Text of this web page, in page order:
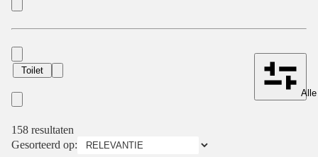
Toilet
158 resultaten
Gesorteerd op: